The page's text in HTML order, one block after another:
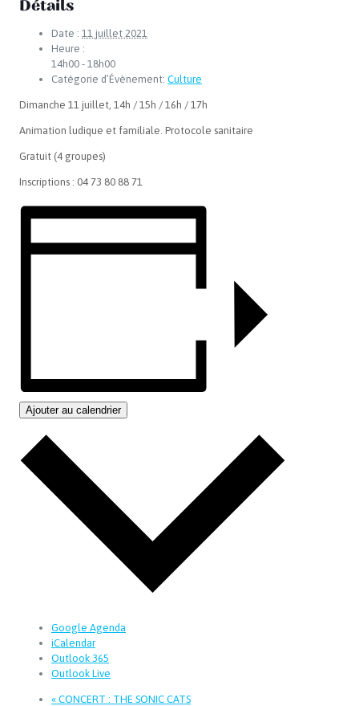
Détails
Date : 11 juillet 2021
Heure :
14h00 - 18h00
Catégorie d’Évènement: Culture
Dimanche 11 juillet, 14h / 15h / 16h / 17h
Animation ludique et familiale. Protocole sanitaire
Gratuit (4 groupes)
Inscriptions : 04 73 80 88 71
Ajouter au calendrier
Google Agenda
iCalendar
Outlook 365
Outlook Live
« CONCERT : THE SONIC CATS